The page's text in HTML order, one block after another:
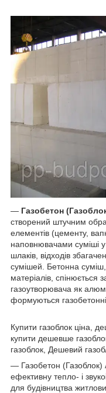
— Газобетон
створений штучним
елементів (цементу,
наповнювачами суміші
шлаків, відходів
сумішей. Бетонна
матеріалів, спінюється
газоутворювача як
формуються газобетонні
Купити газоблок ціна,
купити дешевше
газоблок, Дешевий
— Газобетон (Газоблок)
ефективну тепло- і
для будівництва